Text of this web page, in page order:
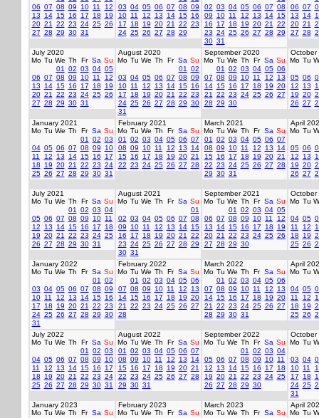
06 07 08 09 10 11
12
13
14 15 16 17 18
19
20 21 22 23 24 25 26
27 28 29 30 31
03 04 05 06 07 08 09
10 11 12 13 14 15 16
17
18 19 20 21 22 23
24 25 26 27 28 29
02 03 04 05 06 07 08
09
10 11 12 13 14 15
16
17 18 19 20 21
22
23 24 25 26 27 28 29
30 31
06 07
13
14
20 21
27 28
July 2020
Mo Tu We Th Fr Sa Su
01
02 03 04 05
06 07 08 09 10 11
12
13
14 15 16 17 18
19
20 21 22 23 24 25 26
27 28 29 30 31
August 2020
Mo Tu We Th Fr Sa Su
01
02
03 04 05 06 07 08 09
10 11 12 13 14 15 16
17
18 19 20 21 22 23
24 25 26 27 28 29 30
31
September 2020
Mo Tu We Th Fr Sa Su
01
02 03 04 05 06
07 08 09 10 11 12
13
14 15 16 17 18 19 20
21
22 23 24 25 26 27
28 29 30
October
Mo Tu
05 06
12
13
19 20
26 27
January 2021
Mo Tu We Th Fr Sa Su
01
02 03
04 05 06 07 08 09
10
11
12 13 14 15 16
17
18
19 20 21 22 23 24
25 26 27 28 29 30 31
February 2021
Mo Tu We Th Fr Sa Su
01
02 03 04 05 06 07
08 09 10 11 12 13
14
15 16 17 18 19 20 21
22 23 24 25 26 27 28
March 2021
Mo Tu We Th Fr Sa Su
01
02 03 04 05 06 07
08 09 10 11 12 13
14
15 16 17 18 19 20 21
22 23 24 25 26 27 28
29 30 31
April
Mo Tu
05 06
12
13
19 20
26 27
July 2021
Mo Tu We Th Fr Sa Su
01
02 03 04
05 06 07 08 09 10 11
12
13 14 15 16 17
18
19 20 21 22 23 24 25
26 27 28 29 30 31
August 2021
Mo Tu We Th Fr Sa Su
01
02 03 04 05 06 07 08
09
10 11 12 13 14 15
16
17 18 19 20 21
22
23 24 25 26 27 28 29
30 31
September 2021
Mo Tu We Th Fr Sa Su
01
02 03 04 05
06 07 08 09 10 11
12
13
14 15 16 17 18
19
20 21 22 23 24 25 26
27 28 29 30
October
Mo Tu
04 05
11
12
18
19
25 26
January 2022
Mo Tu We Th Fr Sa Su
01
02
03 04 05 06 07 08 09
10 11 12 13 14 15 16
17
18 19 20 21 22 23
24 25 26 27 28 29 30
31
February 2022
Mo Tu We Th Fr Sa Su
01
02 03 04 05 06
07 08 09 10 11 12
13
14 15 16 17 18 19 20
21
22 23 24 25 26 27
28
March 2022
Mo Tu We Th Fr Sa Su
01
02 03 04 05 06
07 08 09 10 11 12
13
14 15 16 17 18 19 20
21
22 23 24 25 26 27
28 29 30 31
April
Mo Tu
04 05
11
12
18
19
25 26
July 2022
Mo Tu We Th Fr Sa Su
01
02 03
04 05 06 07 08 09
10
11
12 13 14 15 16
17
18
19 20 21 22 23 24
25 26 27 28 29 30 31
August 2022
Mo Tu We Th Fr Sa Su
01
02 03 04 05 06 07
08 09 10 11 12 13
14
15 16 17 18 19 20 21
22 23 24 25 26 27 28
29 30 31
September 2022
Mo Tu We Th Fr Sa Su
01
02 03 04
05 06 07 08 09 10 11
12
13 14 15 16 17
18
19 20 21 22 23 24 25
26 27 28 29 30
October
Mo Tu
03 04
10 11
17
18
24 25
31
January 2023
Mo Tu We Th Fr Sa Su
February 2023
Mo Tu We Th Fr Sa Su
March 2023
Mo Tu We Th Fr Sa Su
April
Mo Tu